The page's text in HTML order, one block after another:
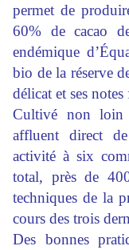
permet de
60% de cacao
endémique
bio de la réserve
délicat et ses
Cultivé non loin
affluent direct
activité à six
total, près de
techniques de la
cours des trois
Des bonnes